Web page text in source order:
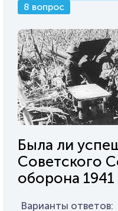
8 вопрос
Была ли
Советского
оборона 1941
Варианты ответов: